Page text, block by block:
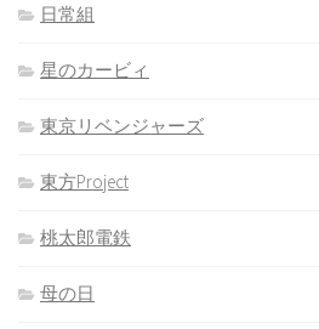
日常組
星のカービィ
東京リベンジャーズ
東方Project
桃太郎電鉄
母の日